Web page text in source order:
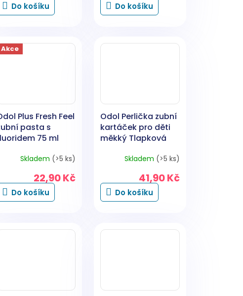
Do košíku Do košíku
Akce
Plus Fresh Feel
pasta s
75 ml
Skladem (>5 ks)
22,90 Kč
Do košíku
Odol Perlička zubní
kartáček pro děti
měkký Tlapková
Skladem (>5 ks)
41,90 Kč
Do košíku